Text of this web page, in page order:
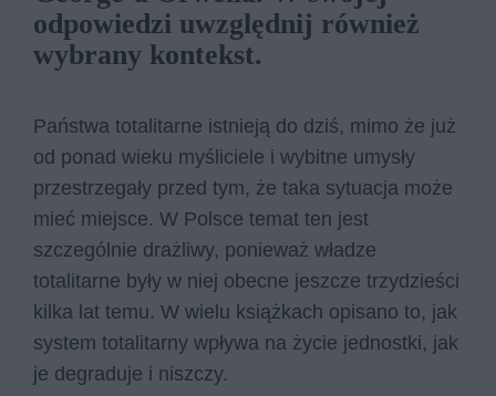
odpowiedzi uwzględnij również
wybrany kontekst.
Państwa totalitarne istnieją do dziś, mimo że już
od ponad wieku myśliciele i wybitne umysły
przestrzegały przed tym, że taka sytuacja może
mieć miejsce. W Polsce temat ten jest
szczególnie drażliwy, ponieważ władze
totalitarne były w niej obecne jeszcze trzydzieści
kilka lat temu. W wielu książkach opisano to, jak
system totalitarny wpływa na życie jednostki, jak
je degraduje i niszczy.